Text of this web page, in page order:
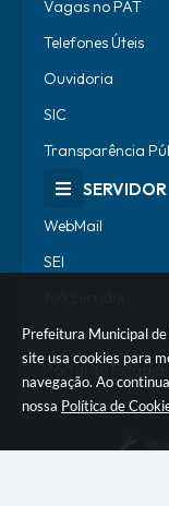
Prefeitura Municipal
site usa cookies para
navegação. Ao
nossa Política de
Vagas no PAT
Telefones Úteis
Ouvidoria
SIC
Transparência
SERVIDOR
WebMail
SEI
Escola de Governo
Portal do